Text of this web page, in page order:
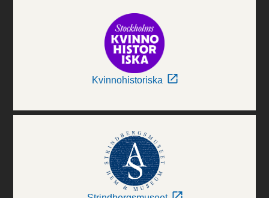
Kvinnohistoriska